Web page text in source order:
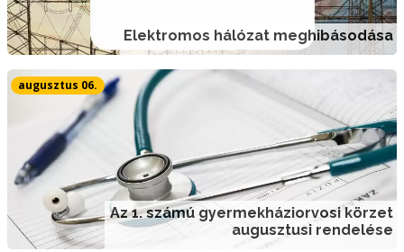
Elektromos hálózat meghibásodása
Az 1. számú gyermekháziorvosi körzet
augusztusi rendelése
augusztus 06.